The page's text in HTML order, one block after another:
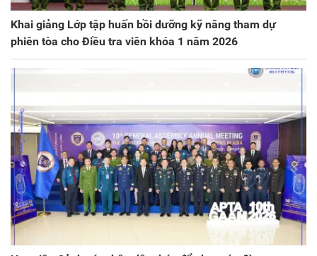
Khai giảng Lớp tập huấn bồi dưỡng kỹ năng tham dự
phiên tòa cho Điều tra viên khóa 1 năm 2026